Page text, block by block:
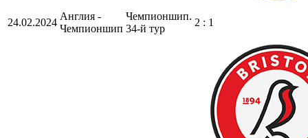
24.02.2024
Англия -
Чемпионшип
Чемпионшип.
34-й тур
2 : 1